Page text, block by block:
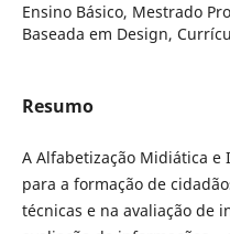
Ensino Básico, Mestrado
Baseada em Design,
Resumo
A Alfabetização Midiática e
para a formação de
técnicas e na avaliação de